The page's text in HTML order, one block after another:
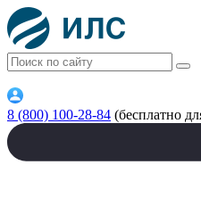
8 (800) 100-28-84 (бесплатно